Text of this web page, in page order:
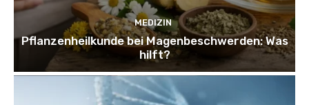
MEDIZIN
Pflanzenheilkunde bei Magenbeschwerden: Was
hilft?